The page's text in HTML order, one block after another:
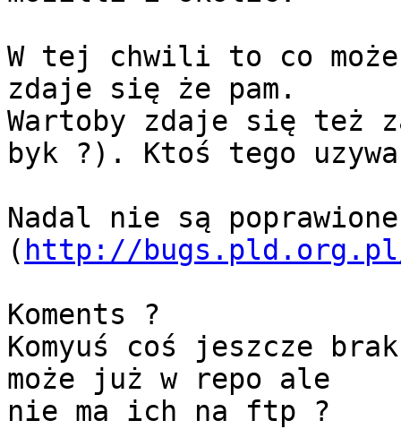
W tej chwili to co
zdaje się że pam.
Wartoby zdaje się też
byk ?). Ktoś tego
Nadal nie są
( http://bugs.pld.org.pl/
Koments ?
Komyuś coś jeszcze
może już w repo ale
nie ma ich na ftp ?